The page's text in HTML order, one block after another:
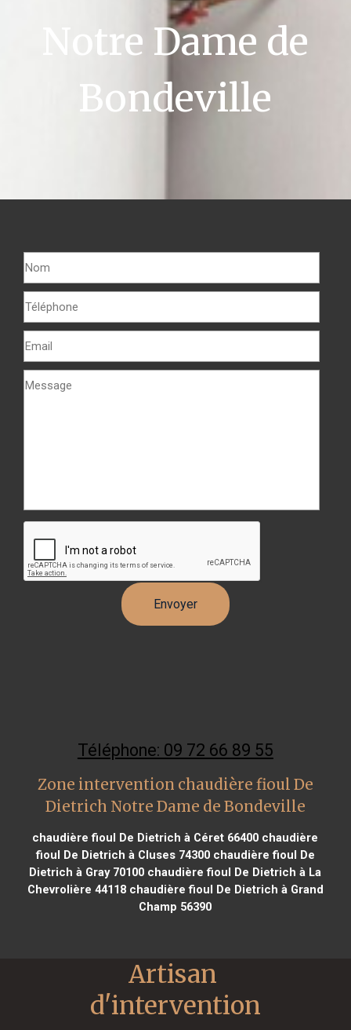
Notre Dame de
Bondeville
Téléphone: 09 72 66 89 55
Zone intervention chaudière fioul De
Dietrich Notre Dame de Bondeville
chaudière fioul De Dietrich à Céret 66400 chaudière
fioul De Dietrich à Cluses 74300chaudière fioul De
Dietrich à Gray 70100 chaudière fioul De Dietrich à La
Chevrolière 44118chaudière fioul De Dietrich à Grand
Champ 56390
Artisan
d'intervention